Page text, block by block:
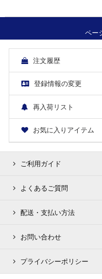
ペー
注文履歴
登録情報の変更
再入荷リスト
お気に入りアイテム
ご利用ガイド
よくあるご質問
配送・支払い方法
お問い合わせ
プライバシーポリシー